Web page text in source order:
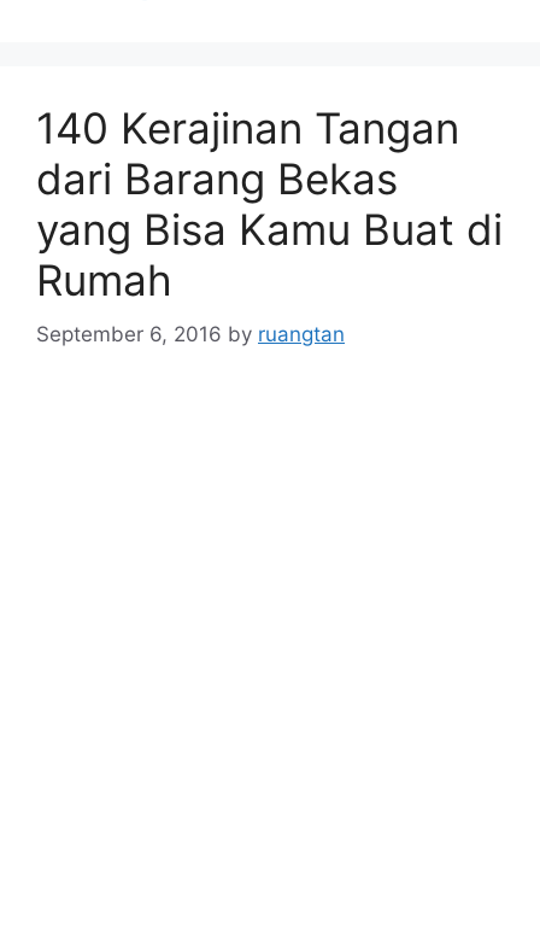
140 Kerajinan Tangan
dari Barang Bekas
yang Bisa Kamu Buat di
Rumah
September 6, 2016 by ruangtan